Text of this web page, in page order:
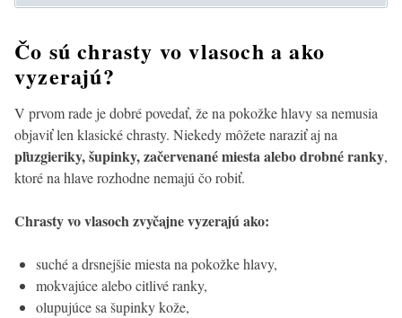
Čo sú chrasty vo vlasoch a ako
vyzerajú?
V prvom rade je dobré povedať, že na pokožke hlavy sa nemusia
objaviť len klasické chrasty. Niekedy môžete naraziť aj na
pľuzgieriky, šupinky, začervenané miesta alebo drobné ranky,
ktoré na hlave rozhodne nemajú čo robiť.
Chrasty vo vlasoch zvyčajne vyzerajú ako:
suché a drsnejšie miesta na pokožke hlavy,
mokvajúce alebo citlivé ranky,
olupujúce sa šupinky kože,